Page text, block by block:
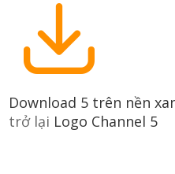
Download 5 trên nền
trở lại Logo Channel 5